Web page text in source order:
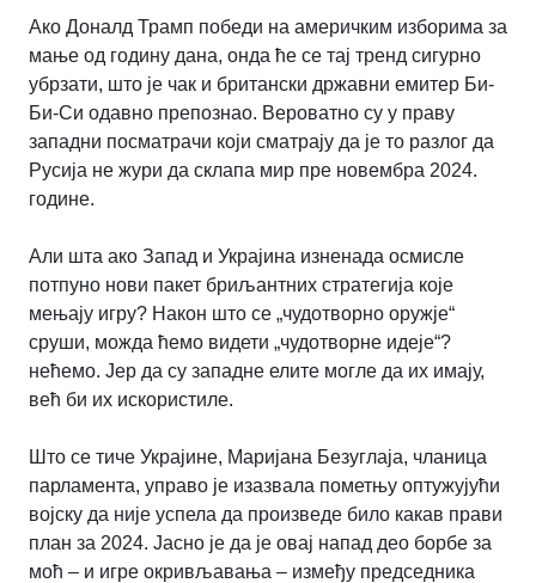
Ако Доналд Трамп победи на америчким изборима за
мање од годину дана, онда ће се тај тренд сигурно
убрзати, што је чак и британски државни емитер Би-
Би-Си одавно препознао. Вероватно су у праву
западни посматрачи који сматрају да је то разлог да
Русија не жури да склапа мир пре новембра 2024.
године.
Али шта ако Запад и Украјина изненада осмисле
потпуно нови пакет бриљантних стратегија које
мењају игру? Након што се „чудотворно оружје“
сруши, можда ћемо видети „чудотворне идеје“?
нећемо. Јер да су западне елите могле да их имају,
већ би их искористиле.
Што се тиче Украјине, Маријана Безуглаја, чланица
парламента, управо је изазвала пометњу оптужујући
војску да није успела да произведе било какав прави
план за 2024. Јасно је да је овај напад део борбе за
моћ – и игре окривљавања – између председника